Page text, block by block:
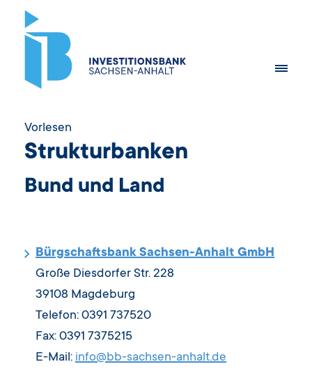
Vorlesen
Strukturbanken
Bund und Land
Bürgschaftsbank Sachsen-Anhalt GmbH
Große Diesdorfer Str. 228
39108 Magdeburg
Telefon: 0391 737520
Fax: 0391 7375215
E-Mail: info@bb-sachsen-anhalt.de